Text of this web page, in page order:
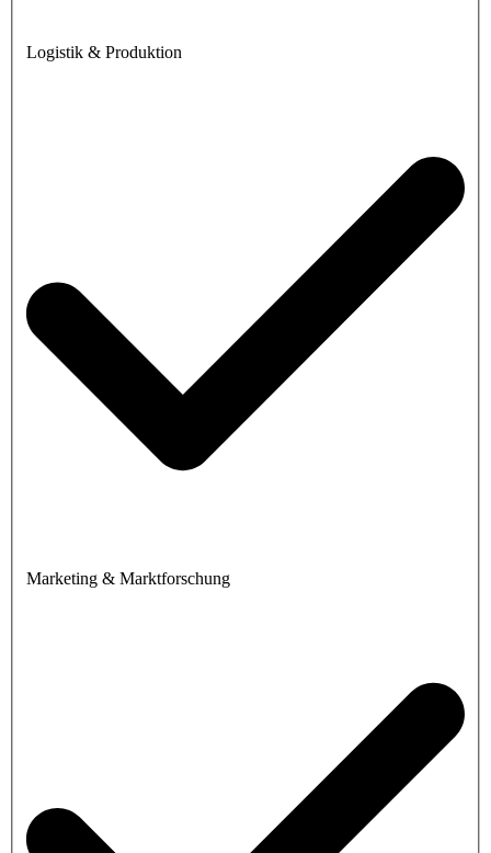
Logistik & Produktion
Marketing & Marktforschung